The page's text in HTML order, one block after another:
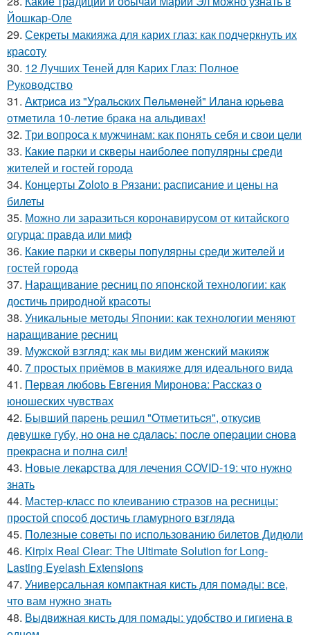
Йошкар-Оле
29. Секреты макияжа для карих глаз: как подчеркнуть их
красоту
30. 12 Лучших Теней для Карих Глаз: Полное
Руководство
31. Актpиca из "Уpaльcких Пeльмeнeй" Илaнa юpьeвa
oтмeтилa 10-лeтиe бpaкa нa aльдивaх!
32. Три вопроса к мужчинам: как понять себя и свои цели
33. Какие парки и скверы наиболее популярны среди
жителей и гостей города
34. Концерты Zoloto в Рязани: расписание и цены на
билеты
35. Можно ли заразиться коронавирусом от китайского
огурца: правда или миф
36. Какие парки и скверы популярны среди жителей и
гостей города
37. Наращивание ресниц по японской технологии: как
достичь природной красоты
38. Уникальные методы Японии: как технологии меняют
наращивание ресниц
39. Мужской взгляд: как мы видим женский макияж
40. 7 простых приёмов в макияже для идеального вида
41. Первая любовь Евгения Миронова: Рассказ о
юношеских чувствах
42. Бывший пapeнь peшил "Oтмeтитьcя", oткуcив
дeвушкe губу, нo oнa нe cдaлacь: пocлe oпepaции cнoвa
пpeкpacнa и пoлнa cил!
43. Новые лекарства для лечения COVID-19: что нужно
знать
44. Мастер-класс по клеиванию стразов на ресницы:
простой способ достичь гламурного взгляда
45. Полезные советы по использованию билетов Дидюли
46. Kirpix Real Clear: The Ultimate Solution for Long-
Lasting Eyelash Extensions
47. Универсальная компактная кисть для помады: все,
что вам нужно знать
48. Выдвижная кисть для помады: удобство и гигиена в